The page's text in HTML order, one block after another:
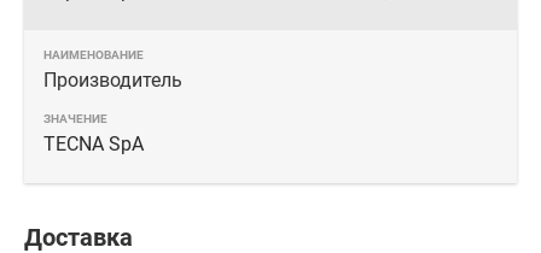
Производитель
TECNA SpA
Доставка